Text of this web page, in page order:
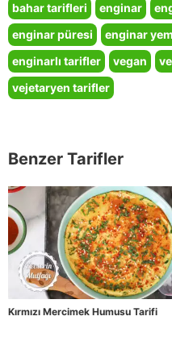
bahar tarifleri enginar
enginar püresi
enginar
enginarlı tarifler
vegan
vejetaryen tarifler
Benzer Tarifler
Kırmızı Mercimek Humusu Tarifi